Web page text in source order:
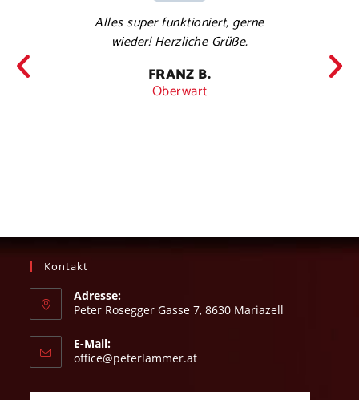
Alles super funktioniert, gerne
wieder! Herzliche Grüße.
FRANZ B.
Oberwart
Kontakt
Adresse:
Peter Rosegger Gasse 7, 8630 Mariazell
E-Mail:
office@peterlammer.at